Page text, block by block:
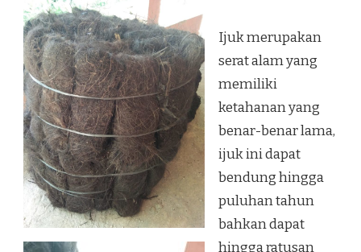
Ijuk merupakan
serat alam yang
memiliki
ketahanan yang
benar-benar lama,
ijuk ini dapat
bendung hingga
puluhan tahun
bahkan dapat
hingga ratusan